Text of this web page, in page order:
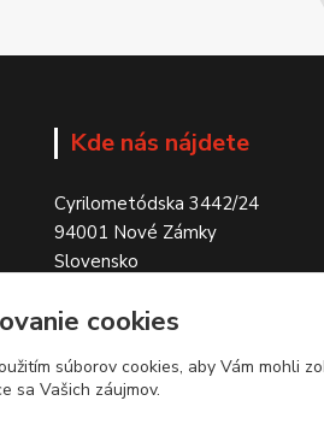
Kde nás nájdete
Cyrilometódska 3442/24
94001 Nové Zámky
Slovensko
cookies
súborov cookies, aby Vám mohli
sa Vašich záujmov.